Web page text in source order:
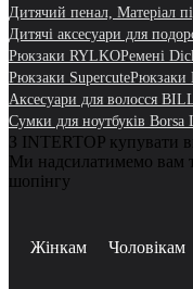
Дитячий пенал, Матеріал
Дитячі аксесуари для
Рюкзаки RYLKOРемені
Рюкзаки SupercuteРюкзаки
Аксесуари для волосся
Сумки для ноутбуків Borsa
З INTERTOP купувати
Ми надсилатимемо вам
шопінгу
Жінкам Чоловікам